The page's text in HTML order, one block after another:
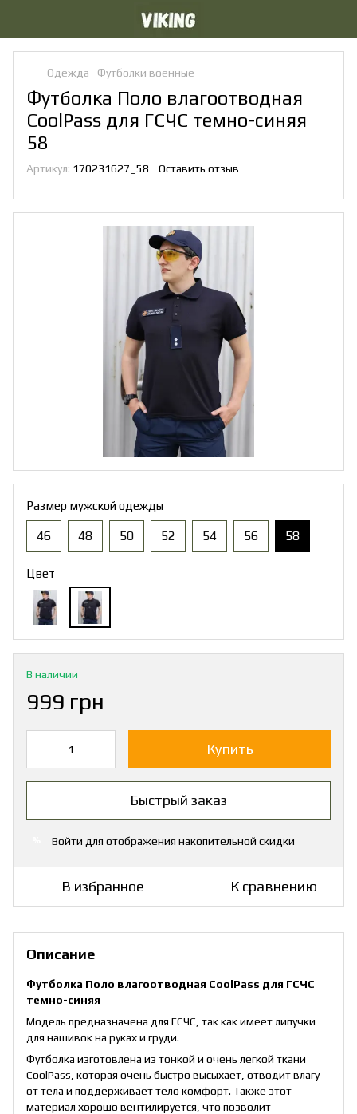
Одежда Футболки военные
Футболка Поло влагоотводная
CoolPass для ГСЧС темно-синяя
58
Артикул: 170231627_58 Оставить отзыв
Размер мужской одежды
46 48 50 52 54 56 58
Цвет
В наличии
999 грн
Купить
Быстрый заказ
Войти для отображения накопительной скидки
В избранное К сравнению
Описание
Футболка Поло влагоотводная CoolPass для ГСЧС
темно-синяя
Модель предназначена для ГСЧС, так как имеет липучки
для нашивок на руках и груди.
Футболка изготовлена из тонкой и очень легкой ткани
CoolPass, которая очень быстро высыхает, отводит влагу
от тела и поддерживает тело комфорт. Также этот
материал хорошо вентилируется, что позволит